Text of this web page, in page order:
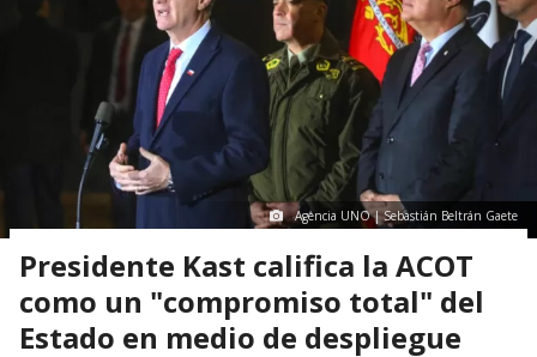
Agencia UNO | Sebastián Beltrán Gaete
Presidente Kast califica la ACOT
como un "compromiso total" del
Estado en medio de despliegue